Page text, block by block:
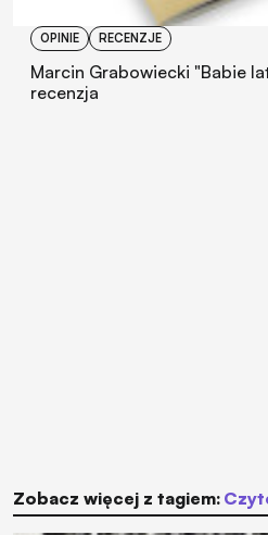
OPINIE RECENZJE
Marcin Grabowiecki "Babie
recenzja
Zobacz więcej z tagiem: